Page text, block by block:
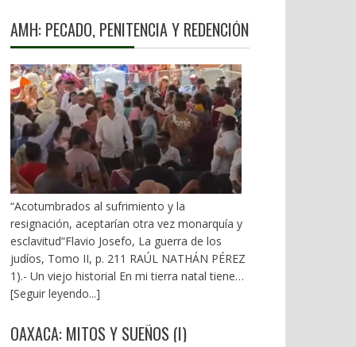
AMH: PECADO, PENITENCIA Y REDENCIÓN
“Acotumbrados al sufrimiento y la
resignación, aceptarían otra vez monarquía y
esclavitud”Flavio Josefo, La guerra de los
judíos, Tomo II, p. 211 RAÚL NATHÁN PÉREZ
1).- Un viejo historial En mi tierra natal tienen
en la boca la sentencia: “En el pecado lleva la
gobernador Alejandro Murat ha arrastrado un
[Seguir leyendo...]
OAXACA: MITOS Y SUEÑOS (I)